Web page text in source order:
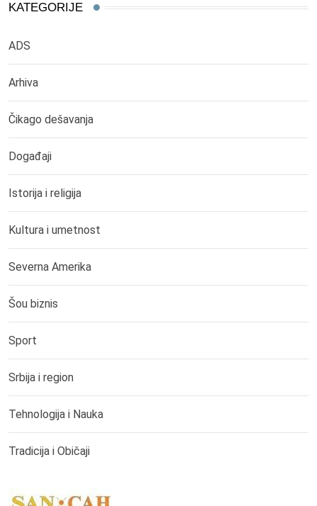
KATEGORIJE
ADS
Arhiva
Čikago dešavanja
Događaji
Istorija i religija
Kultura i umetnost
Severna Amerika
Šou biznis
Sport
Srbija i region
Tehnologija i Nauka
Tradicija i Običaji